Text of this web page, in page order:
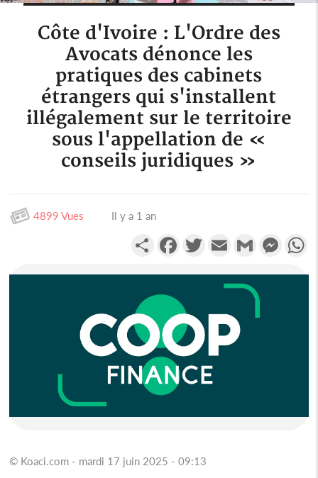
Côte d'Ivoire : L'Ordre des
Avocats dénonce les
pratiques des cabinets
étrangers qui s'installent
illégalement sur le territoire
sous l'appellation de «
conseils juridiques »
4899 Vues Il y a 1 an
PartagerFacebookTwitterEmail Gmail
© Koaci.com - mardi 17 juin 2025 - 09:13